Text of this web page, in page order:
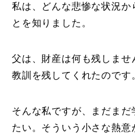
私は、どんな悲惨な状況か
とを知りました。
父は、財産は何も残しませ
教訓を残してくれたのです
そんな私ですが、まだま
たい。そういう小さな熱